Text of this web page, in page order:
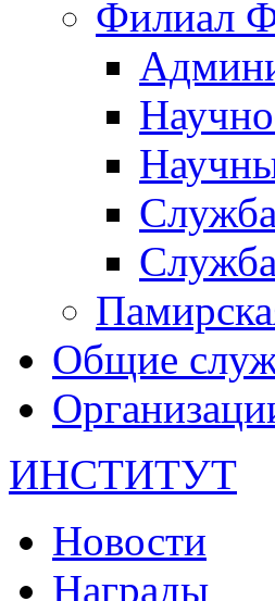
Филиал
Служба
Общие
ИНСТИТУТ
Новости
Награды